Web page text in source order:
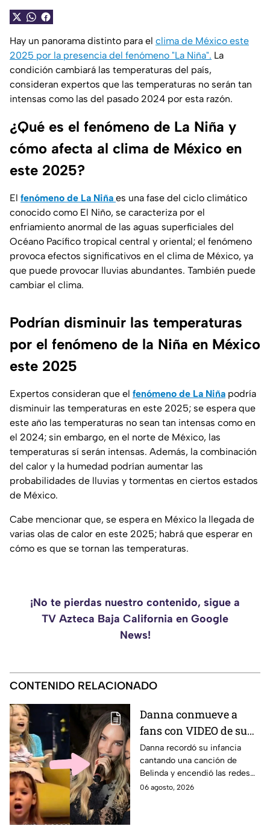
Hay un panorama distinto para el clima de México este
2025 por la presencia del fenómeno "La Niña". La
condición cambiará las temperaturas del país,
consideran expertos que las temperaturas no serán tan
intensas como las del pasado 2024 por esta razón.
¿Qué es el fenómeno de La Niña y
cómo afecta al clima de México en
este 2025?
El fenómeno de La Niña es una fase del ciclo climático
conocido como El Niño, se caracteriza por el
enfriamiento anormal de las aguas superficiales del
Océano Pacífico tropical central y oriental; el fenómeno
provoca efectos significativos en el clima de México, ya
que puede provocar lluvias abundantes. También puede
cambiar el clima.
Podrían disminuir las temperaturas
por el fenómeno de la Niña en México
este 2025
Expertos consideran que el fenómeno de La Niña podría
disminuir las temperaturas en este 2025; se espera que
este año las temperaturas no sean tan intensas como en
el 2024; sin embargo, en el norte de México, las
temperaturas sí serán intensas. Además, la combinación
del calor y la humedad podrían aumentar las
probabilidades de lluvias y tormentas en ciertos estados
de México.
Cabe mencionar que, se espera en México la llegada de
varias olas de calor en este 2025; habrá que esperar en
cómo es que se tornan las temperaturas.
¡No te pierdas nuestro contenido, sigue a
TV Azteca Baja California en Google
News!
CONTENIDO RELACIONADO
Danna conmueve a
fans con VIDEO de su
infancia cantando una
canción de Belinda;
prepara estreno de ‘La
dolce vita’
Danna recordó su infancia
cantando una canción de
Belinda y encendió las redes
antes del estreno de su
06 agosto, 2026